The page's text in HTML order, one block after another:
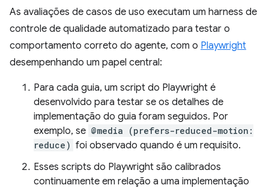
As avaliações de casos de uso executam um harness de
controle de qualidade automatizado para testar o
comportamento correto do agente, com o Playwright
desempenhando um papel central:
Para cada guia, um script do Playwright é
desenvolvido para testar se os detalhes de
implementação do guia foram seguidos. Por
exemplo, se @media (prefers-reduced-motion:
reduce) foi observado quando é um requisito.
Esses scripts do Playwright são calibrados
continuamente em relação a uma implementação